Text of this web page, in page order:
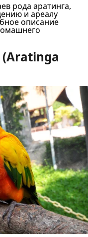
рода аратинга,
и ареалу
описание